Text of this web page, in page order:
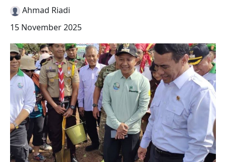
Ahmad Riadi
15 November 2025